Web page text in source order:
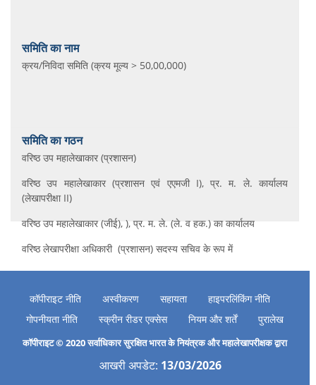
क्रय/निविदा समिति (क्रय मूल्य > 50,00,000)
वरिष्ठ उप महालेखाकार (प्रशासन)
वरिष्ठ उप महालेखाकार (प्रशासन एवं एएमजी I), प्र. म. ले. कार्यालय
(लेखापरीक्षा II)
वरिष्ठ उप महालेखाकार (जीई), ), प्र. म. ले. (ले. व हक.) का कार्यालय
वरिष्ठ लेखापरीक्षा अधिकारी (प्रशासन) सदस्य सचिव के रूप में
कॉपीराइट नीति अस्वीकरण सहायता
हाइपरलिंकिंग नीति
गोपनीयता नीति
स्क्रीन रीडर एक्सेस नियम और शर्तें पुरालेख
कॉपीराइट © 2020 सर्वाधिकार सुरक्षित भारत के नियंत्रक और महालेखापरीक्षक द्वारा
आखरी अपडेट: 13/03/2026